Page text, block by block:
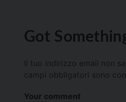
Got
Il tuo indirizzo email non
campi obbligatori sono
Your comment